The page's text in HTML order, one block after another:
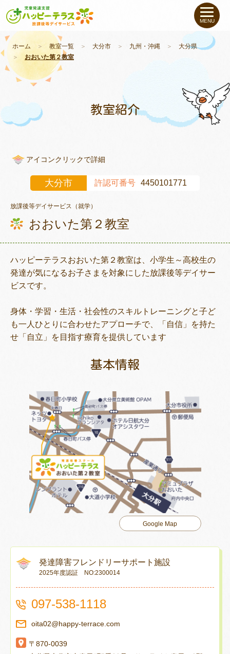
私たちについて
未就学のお子さま（０〜６才）
小学生〜高校生の
ご利用について
トレキング DIDIM
MENU
ホーム ＞ 教室一覧 ＞ 大分市 ＞ 九州・沖縄 ＞ 大分県
＞ おおいた第２教室
教室紹介
大分市 許認可番号 4450101771
アイコンクリックで詳細
放課後等デイサービス（就学）
おおいた第２教室
ハッピーテラスおおいた第２教室は、小学生～高校生の
発達が気になるお子さまを対象にした放課後等デイサー
ビスです。
身体・学習・生活・社会性のスキルトレーニングと子ど
も一人ひとりに合わせたアプローチで、「自信」を持た
せ「自立」を目指す療育を提供しています
基本情報
Google Map
発達障害フレンドリーサポート施設
2025年度認証 NO:2300014
097-538-1118
oita02@happy-terrace.com
〒870-0039